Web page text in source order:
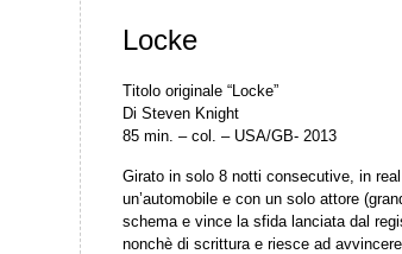
Locke
Titolo originale “Locke”
Di Steven Knight
85 min. – col. – USA/GB- 2013
Girato in solo 8 notti consecutive, in
un’automobile e con un solo attore
schema e vince la sfida lanciata dal
nonchè di scrittura e riesce ad